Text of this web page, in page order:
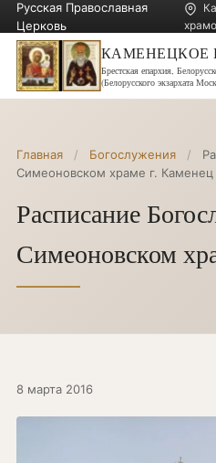
Русская Православная
Церковь
КАМЕНЕЦКОЕ
Брестская епархия,
(Белорусского экзархата
Главная / Богослужения /
Симеоновском храме г. Каменец
Расписание
Симеоновском
8 марта 2016